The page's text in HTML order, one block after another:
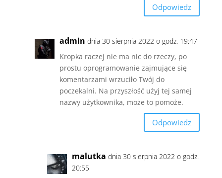
Odpowiedz
admin dnia 30 sierpnia 2022 o godz. 19:47
Kropka raczej nie ma nic do rzeczy, po
prostu oprogramowanie zajmujące się
komentarzami wrzuciło Twój do
poczekalni. Na przyszłość użyj tej samej
nazwy użytkownika, może to pomoże.
Odpowiedz
malutka dnia 30 sierpnia 2022 o godz.
20:55